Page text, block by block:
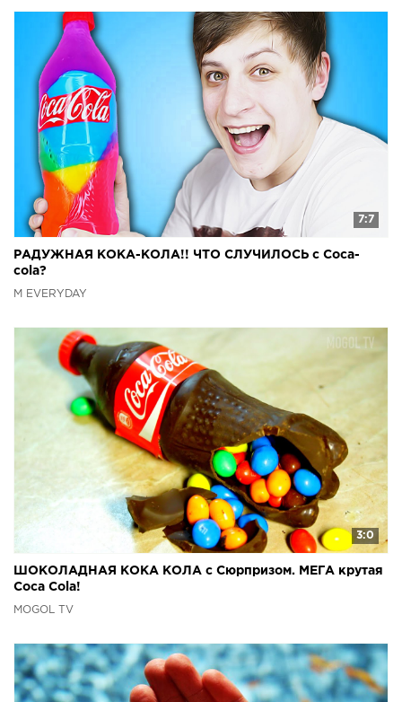
7:7
РАДУЖНАЯ КОКА-КОЛА!! ЧТО СЛУЧИЛОСЬ с Coca-
cola?
M EVERYDAY
3:0
ШОКОЛАДНАЯ КОКА КОЛА с Сюрпризом. МЕГА крутая
Coca Cola!
MOGOL TV